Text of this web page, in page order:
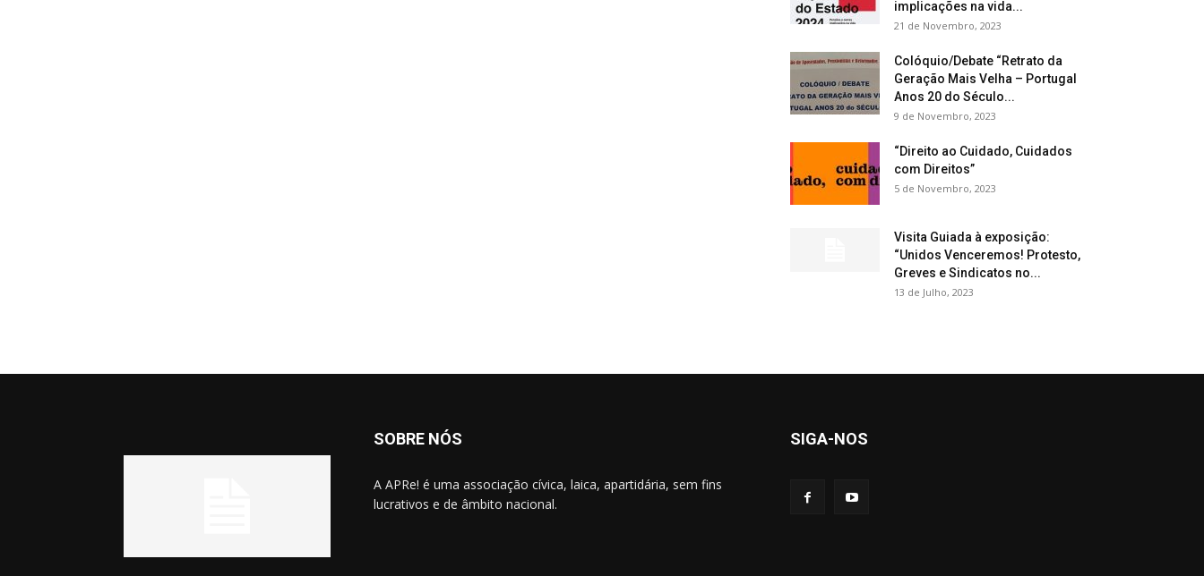
implicações na vida...
21 de Novembro, 2023
Colóquio/Debate “Retrato da
Geração Mais Velha – Portugal
Anos 20 do Século...
9 de Novembro, 2023
“Direito ao Cuidado, Cuidados
com Direitos”
5 de Novembro, 2023
Visita Guiada à exposição:
“Unidos Venceremos! Protesto,
Greves e Sindicatos no...
13 de Julho, 2023
SOBRE NÓS
A APRe! é uma associação cívica, laica, apartidária, sem fins
lucrativos e de âmbito nacional.
SIGA-NOS